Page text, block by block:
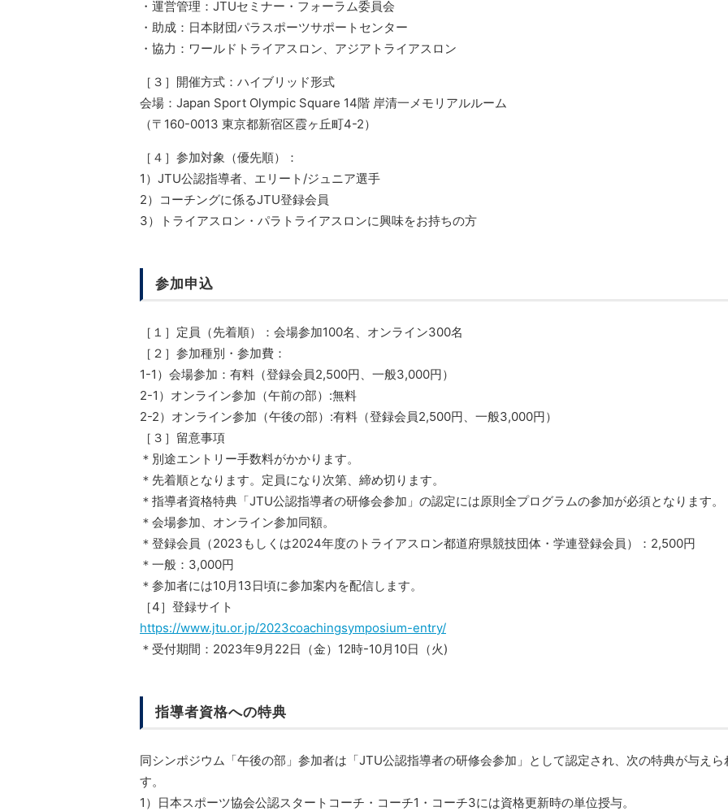
・運営管理：JTUセミナー・フォーラム委員会
・助成：日本財団パラスポーツサポートセンター
・協力：ワールドトライアスロン、アジアトライアスロン
［３］開催方式：ハイブリッド形式
会場：Japan Sport Olympic Square 14階 岸清一メモリアルルーム
（〒160-0013 東京都新宿区霞ヶ丘町4-2）
［４］参加対象（優先順）：
1）JTU公認指導者、エリート/ジュニア選手
2）コーチングに係るJTU登録会員
3）トライアスロン・パラトライアスロンに興味をお持ちの方
参加申込
［１］定員（先着順）：会場参加100名、オンライン300名
［２］参加種別・参加費：
1-1）会場参加：有料（登録会員2,500円、一般3,000円）
2-1）オンライン参加（午前の部）:無料
2-2）オンライン参加（午後の部）:有料（登録会員2,500円、一般3,000円）
［３］留意事項
＊別途エントリー手数料がかかります。
＊先着順となります。定員になり次第、締め切ります。
＊指導者資格特典「JTU公認指導者の研修会参加」の認定には原則全プログラムの参加が必須となります。
＊会場参加、オンライン参加同額。
＊登録会員（2023もしくは2024年度のトライアスロン都道府県競技団体・学連登録会員）：2,500円
＊一般：3,000円
＊参加者には10月13日頃に参加案内を配信します。
［4］登録サイト
https://www.jtu.or.jp/2023coachingsymposium-entry/
＊受付期間：2023年9月22日（金）12時-10月10日（火)
指導者資格への特典
同シンポジウム「午後の部」参加者は「JTU公認指導者の研修会参加」として認定され、次の特典が与えら
す。
1）日本スポーツ協会公認スタートコーチ・コーチ1・コーチ3には資格更新時の単位授与。